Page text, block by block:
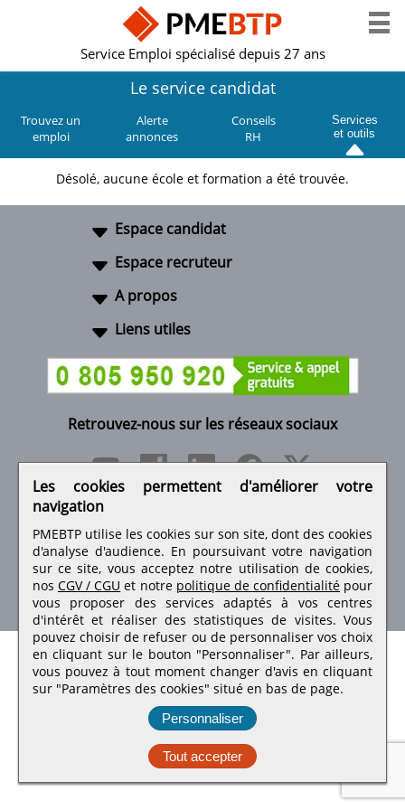
Service Emploi spécialisé depuis 27 ans
Le service candidat
Trouvez un
emploi
Alerte
annonces
Conseils
RH
Services
et outils
Désolé, aucune école et formation a été trouvée.
Espace candidat
Espace recruteur
A propos
Liens utiles
Retrouvez-nous sur les réseaux sociaux
PMEBTP - Tous droits réservés © 1999 - 2026
Les cookies permettent d'améliorer votre
navigation
PMEBTP utilise les cookies sur son site, dont des cookies
d'analyse d'audience. En poursuivant votre navigation
sur ce site, vous acceptez notre utilisation de cookies,
nos CGV / CGU et notre politique de confidentialité pour
vous proposer des services adaptés à vos centres
d'intérêt et réaliser des statistiques de visites.Vous
pouvez choisir de refuser ou de personnaliser vos choix
en cliquant sur le bouton "Personnaliser". Par ailleurs,
vous pouvez à tout moment changer d'avis en cliquant
sur "Paramètres des cookies" situé en bas de page.
Personnaliser
Tout accepter